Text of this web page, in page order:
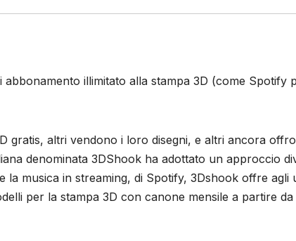
illimitato alla stampa 3D (come Spotify
gratis, altri vendono i loro disegni, e altri ancora
denominata 3DShook ha adottato un approccio
la musica in streaming, di Spotify, 3Dshook offre agli
per la stampa 3D con canone mensile a partire